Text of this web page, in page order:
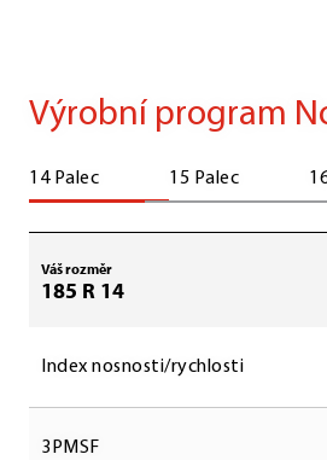
Výrobní program
14 Palec 15 Palec
Váš rozměr
185 R 14
Index nosnosti/rychlosti
3PMSF